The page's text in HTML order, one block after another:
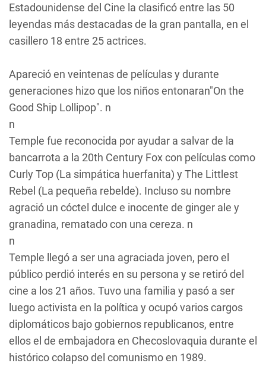
Estadounidense del Cine la clasificó entre las 50
leyendas más destacadas de la gran pantalla, en el
casillero 18 entre 25 actrices.
Apareció en veintenas de películas y durante
generaciones hizo que los niños entonaran"On the
Good Ship Lollipop". n
n
Temple fue reconocida por ayudar a salvar de la
bancarrota a la 20th Century Fox con películas como
Curly Top (La simpática huerfanita) y The Littlest
Rebel (La pequeña rebelde). Incluso su nombre
agració un cóctel dulce e inocente de ginger ale y
granadina, rematado con una cereza. n
n
Temple llegó a ser una agraciada joven, pero el
público perdió interés en su persona y se retiró del
cine a los 21 años. Tuvo una familia y pasó a ser
luego activista en la política y ocupó varios cargos
diplomáticos bajo gobiernos republicanos, entre
ellos el de embajadora en Checoslovaquia durante el
histórico colapso del comunismo en 1989.